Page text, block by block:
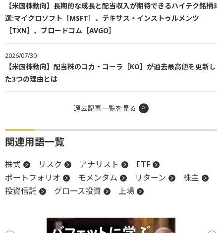
【米国株動向】長期的な成長と配当収入が期待できるハイテク銘柄3
選:マイクロソフト［MSFT］、テキサス・インストゥルメンツ
［TXN］、ブロードコム［AVGO］
2026/07/30
【米国株動向】配当株のコカ・コーラ［KO］が過去最高値を更新し
た3つの理由とは
過去記事一覧を見る
関連用語一覧
株式 リスク アナリスト
ETF
ポートフォリオ
モメンタム リターン
株主
投資信託
グロース投資 上場